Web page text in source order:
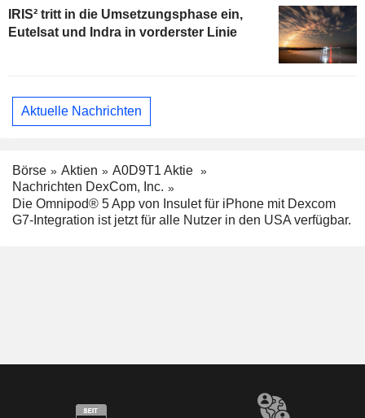
IRIS² tritt in die Umsetzungsphase ein,
Eutelsat und Indra in vorderster Linie
Aktuelle Nachrichten
Börse Aktien
A0D9T1 Aktie
Nachrichten DexCom, Inc.
Die Omnipod® 5 App von Insulet für iPhone mit Dexcom
G7-Integration ist jetzt für alle Nutzer in den USA verfügbar.